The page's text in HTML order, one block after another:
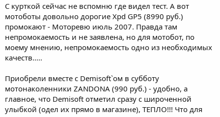
С курткой сейчас не вспомню где видел тест. А вот
мотоботы довольно дорогие Xpd GP5 (8990 руб.)
промокают - Моторевю июль 2007. Правда там
непромокаемость и не заявлена, но для мотобот, по
моему мнению, непромокаемость одно из необходимых
качеств.....
Приобрели вместе с Demisoft`ом в субботу
мотонаколенники ZANDONA (990 руб.) - удобно, а
главное, что Demisoft отметил сразу с широченной
улыбкой (одел их прямо в магазине), ТЕПЛО!!! Что для